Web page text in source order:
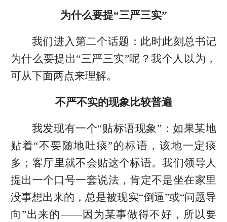
为什么要提“三严三实”
我们进入第二个话题：此时此刻总书记
为什么要提出“三严三实”呢？我个人以为，
可从下面两点来理解。
不严不实的现象比较普遍
我发现有一个“贴标语现象”：如果某地
贴着“不要随地吐痰”的标语，该地一定痰
多；客厅里就不会贴这个标语。我们领导人
提出一个口号一套说法，肯定不是坐在家里
没事想出来的，总是被现实“倒逼”或“问题导
向”出来的——因为某事做得不好，所以要